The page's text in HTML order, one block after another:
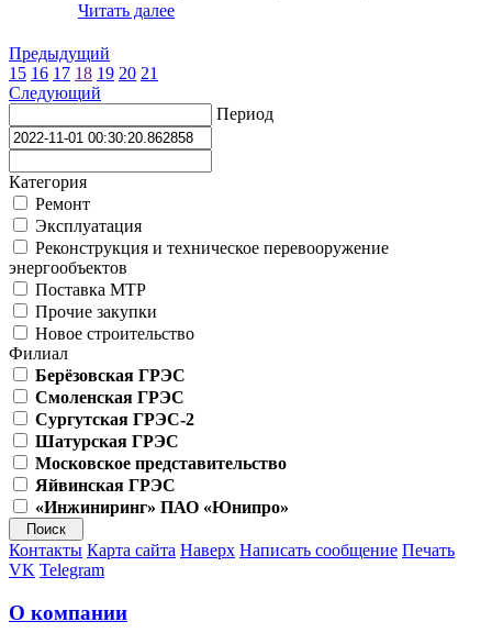
Читать далее
Предыдущий
15 16 17 18 19 20 21
Следующий
Период
Категория
Ремонт
Эксплуатация
Реконструкция и техническое перевооружение
энергообъектов
Поставка МТР
Прочие закупки
Новое строительство
Филиал
Берёзовская ГРЭС
Смоленская ГРЭС
Сургутская ГРЭС-2
Шатурская ГРЭС
Московское представительство
Яйвинская ГРЭС
«Инжиниринг» ПАО «Юнипро»
Контакты Карта сайта Наверх Написать сообщение Печать
VK Telegram
О компании